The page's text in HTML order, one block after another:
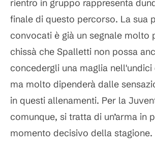
rientro in gruppo rappresenta
finale di questo percorso. La sua
convocati è già un segnale molto
chissà che Spalletti non possa
concedergli una maglia
ma molto dipenderà dalle
in questi allenamenti. Per la
comunque, si tratta di un’arma in
momento decisivo della stagione.